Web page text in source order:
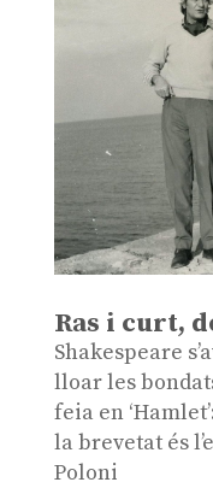
Ras i curt,
Shakespeare
lloar les
feia en
la brevetat és
Poloni